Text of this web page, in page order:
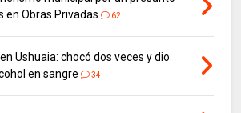
en Obras Privadas
62
Ushuaia: chocó dos veces y dio
en sangre
34